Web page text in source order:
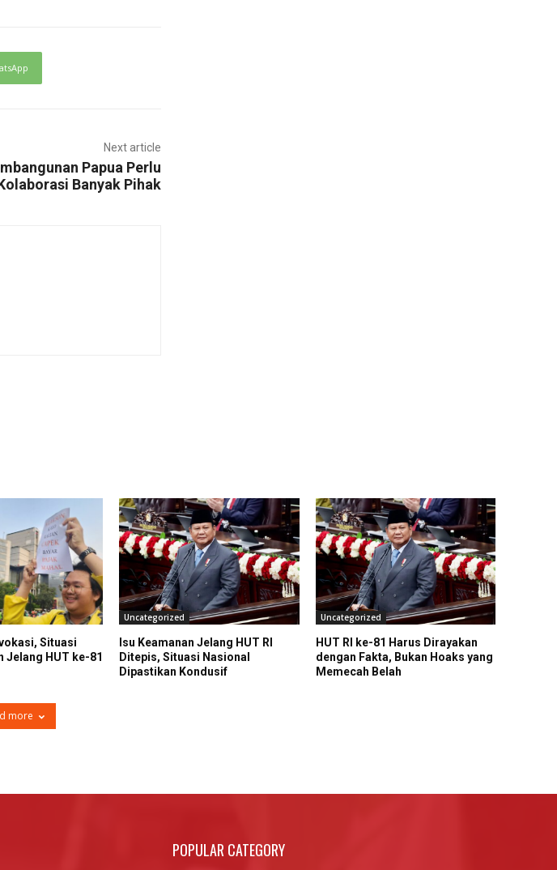
Next article
Papua Perlu
Banyak Pihak
Situasi
Jelang HUT ke-81
Uncategorized
Isu Keamanan Jelang HUT RI
Ditepis, Situasi Nasional
Dipastikan Kondusif
Uncategorized
HUT RI ke-81 Harus Dirayakan
dengan Fakta, Bukan Hoaks yang
Memecah Belah
more
POPULAR CATEGORY